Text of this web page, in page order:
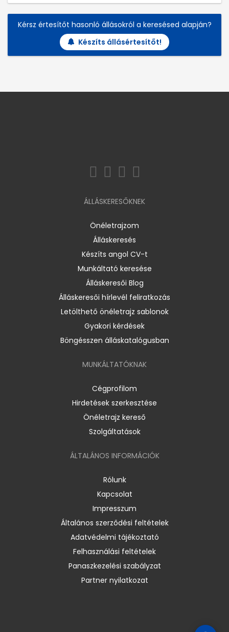
Kérsz értesítőt hasonló állásokról a keresésed alapján?
Készíts állásértesítőt!
ÁLLÁSKERESŐKNEK
Önéletrajzom
Álláskeresés
Készíts angol CV-t
Munkáltató keresése
Álláskeresői Blog
Álláskeresői hírlevél feliratkozás
Letölthető önéletrajz sablonok
Gyakori kérdések
Böngésszen álláskatalógusban
MUNKÁLTATÓKNAK
Cégprofilom
Hirdetések szerkesztése
Önéletrajz kereső
Szolgáltatások
ÁLTALÁNOS INFORMÁCIÓK
Rólunk
Kapcsolat
Impresszum
Általános szerződési feltételek
Adatvédelmi tájékoztató
Felhasználási feltételek
Panaszkezelési szabályzat
Partner nyilatkozat